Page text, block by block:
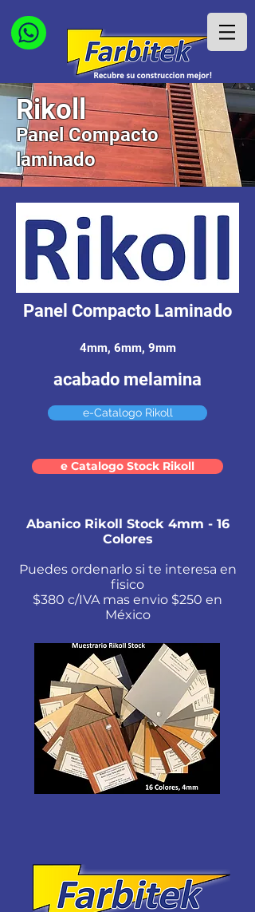
Rikoll
Panel Compacto
laminado
Panel Compacto Laminado
4mm, 6mm, 9mm
acabado melamina
e-Catalogo Rikoll
e Catalogo Stock Rikoll
Abanico Rikoll Stock 4mm - 16
Colores
Puedes ordenarlo si te interesa en
fisico
$380 c/IVA mas envio $250 en
México